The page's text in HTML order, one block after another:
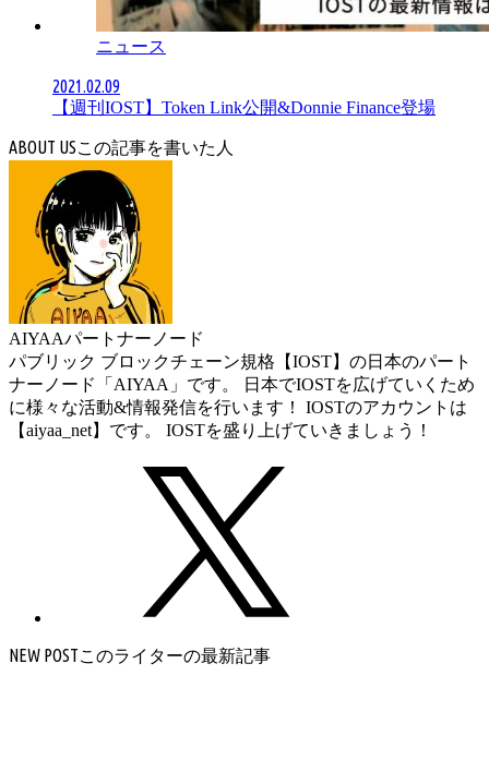
ニュース
2021.02.09
【週刊IOST】Token Link公開&Donnie Finance登場
ABOUT US
AIYAAパートナーノード
パブリック ブロックチェーン規格【IOST】の日本のパート
ナーノード「AIYAA」です。 日本でIOSTを広げていくため
に様々な活動&情報発信を行います！ IOSTのアカウントは
【aiyaa_net】です。 IOSTを盛り上げていきましょう！
NEW POST